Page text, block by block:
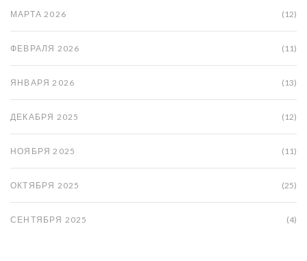
МАРТА 2026 (12)
ФЕВРАЛЯ 2026 (11)
ЯНВАРЯ 2026 (13)
ДЕКАБРЯ 2025 (12)
НОЯБРЯ 2025 (11)
ОКТЯБРЯ 2025 (25)
СЕНТЯБРЯ 2025 (4)